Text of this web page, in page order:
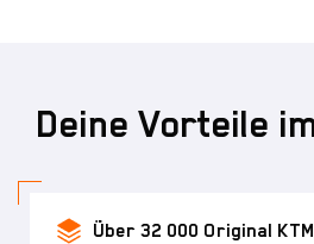
Deine Vorteile
Über 32 000 Original